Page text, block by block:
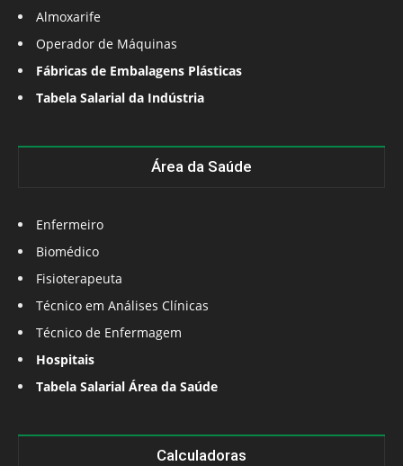
Almoxarife
Operador de Máquinas
Fábricas de Embalagens Plásticas
Tabela Salarial da Indústria
Área da Saúde
Enfermeiro
Biomédico
Fisioterapeuta
Técnico em Análises Clínicas
Técnico de Enfermagem
Hospitais
Tabela Salarial Área da Saúde
Calculadoras